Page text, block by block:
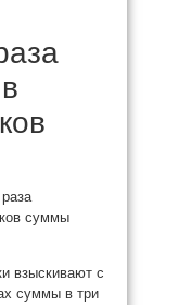
взыскивают с
суммы в три